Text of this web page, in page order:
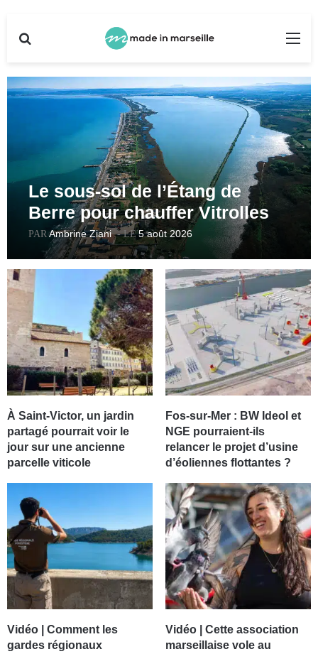
Le sous-sol de l’Étang de
Berre pour chauffer Vitrolles
et Aix ? Des premiers forages
en 2027
Ambrine Ziani 5 août 2026
À Saint-Victor, un jardin
partagé pourrait voir le
jour sur une ancienne
parcelle viticole
Fos-sur-Mer : BW Ideol et
NGE pourraient-ils
relancer le projet d’usine
d’éoliennes flottantes ?
Vidéo | Comment les
gardes régionaux
Vidéo | Cette association
marseillaise vole au